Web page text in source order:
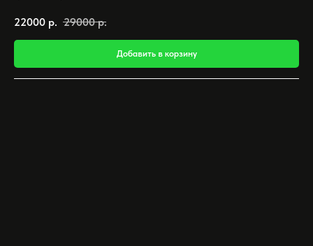
22000 р. 29000 р.
Добавить в корзину